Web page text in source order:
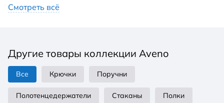
Вес,кг.: 0,1218
С клеевым комплектом
Смотреть всё
Другие товары коллекции Aveno
Все Крючки Поручни
Полотенцедержатели Стаканы Полки